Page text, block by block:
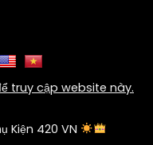
truy cập website này.
Kiện 420 VN